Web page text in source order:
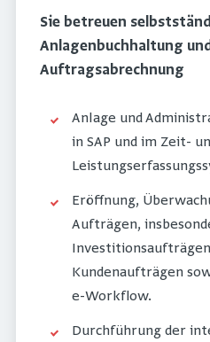
Sie betreuen
Anlagenbuchhaltung
Auftragsabrechnung
Anlage und
in SAP und im Zeit-
Eröffnung,
Aufträgen,
Kundenaufträgen
e-Workflow.
Durchführung der